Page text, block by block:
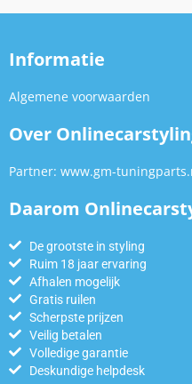
Informatie
Algemene voorwaarden
Over
Partner: www.gm-
Daarom
De grootste in styling
Ruim 18 jaar ervaring
Afhalen mogelijk
Gratis ruilen
Scherpste prijzen
Veilig betalen
Volledige garantie
Deskundige helpdesk